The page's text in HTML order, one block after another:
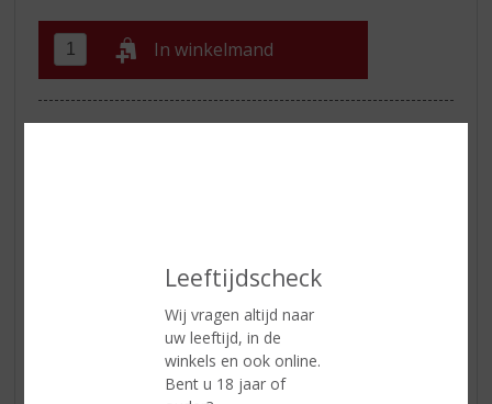
Leeftijdscheck
Wij vragen altijd naar
uw leeftijd, in de
winkels en ook online.
Bent u 18 jaar of
In winkelmand
Alcoholpercentage
12.5% vol
Reviews